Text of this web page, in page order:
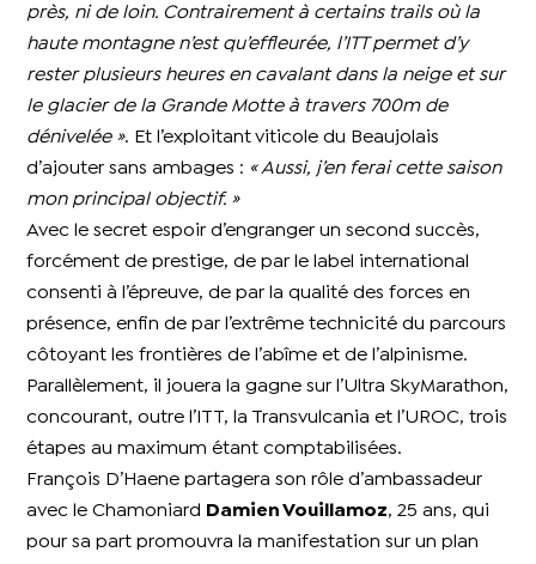
près, ni de loin. Contrairement à certains trails où la
haute montagne n’est qu’effleurée, l’ITT permet d’y
rester plusieurs heures en cavalant dans la neige et sur
le glacier de la Grande Motte à travers 700m de
dénivelée ». Et l’exploitant viticole du Beaujolais
d’ajouter sans ambages : « Aussi, j’en ferai cette saison
mon principal objectif. »
Avec le secret espoir d’engranger un second succès,
forcément de prestige, de par le label international
consenti à l’épreuve, de par la qualité des forces en
présence, enfin de par l’extrême technicité du parcours
côtoyant les frontières de l’abîme et de l’alpinisme.
Parallèlement, il jouera la gagne sur l’Ultra SkyMarathon,
concourant, outre l’ITT, la Transvulcania et l’UROC, trois
étapes au maximum étant comptabilisées.
François D’Haene partagera son rôle d’ambassadeur
avec le Chamoniard
Damien Vouillamoz, 25 ans, qui
pour sa part promouvra la manifestation sur un plan